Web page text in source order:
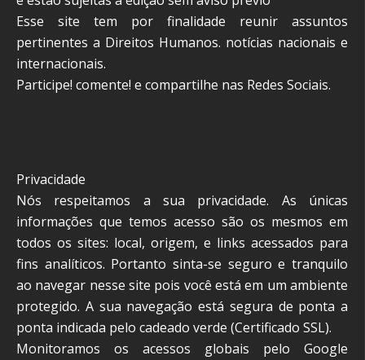
Esse site tem por finalidade reunir assuntos
pertinentes a Direitos Humanos. notícias nacionais e
internacionais.
Participe! comente! e compartilhe nas Redes Sociais.
Privacidade
Nós respeitamos a sua privacidade. As únicas
informações que temos acesso são os mesmos em
todos os sites: local, origem, e links acessados para
fins analíticos. Portanto sinta-se seguro e tranquilo
ao navegar nesse site pois você está em um ambiente
protegido. A sua navegação está segura de ponta a
ponta indicada pelo cadeado verde (Certificado SSL).
Monitoramos os acessos globais pelo Google